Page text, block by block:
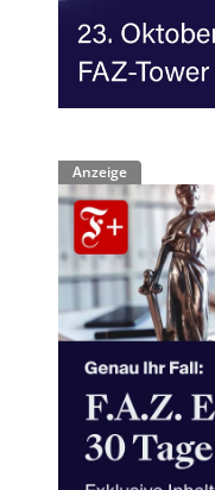
Anzeige